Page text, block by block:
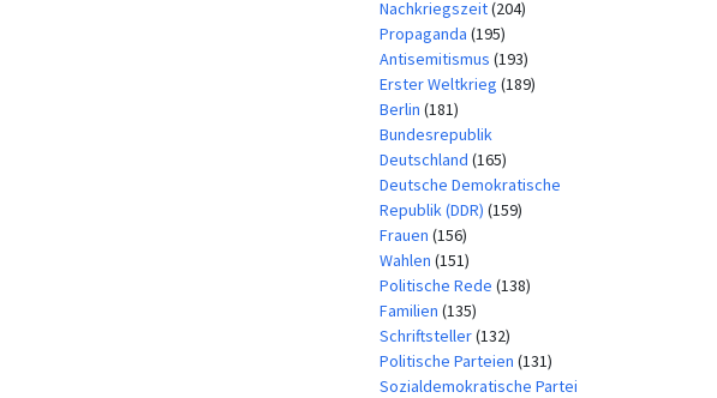
Nachkriegszeit(204)
Propaganda (195)
Antisemitismus (193)
Erster Weltkrieg (189)
Berlin (181)
Bundesrepublik
Deutschland (165)
Deutsche Demokratische
Republik (DDR) (159)
Frauen (156)
Wahlen (151)
Politische Rede (138)
Familien (135)
Schriftsteller(132)
Politische Parteien (131)
Sozialdemokratische Partei